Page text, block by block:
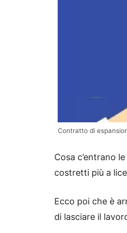
Contratto di
Cosa c’entrano
costretti più a
Ecco poi che è
di lasciare il